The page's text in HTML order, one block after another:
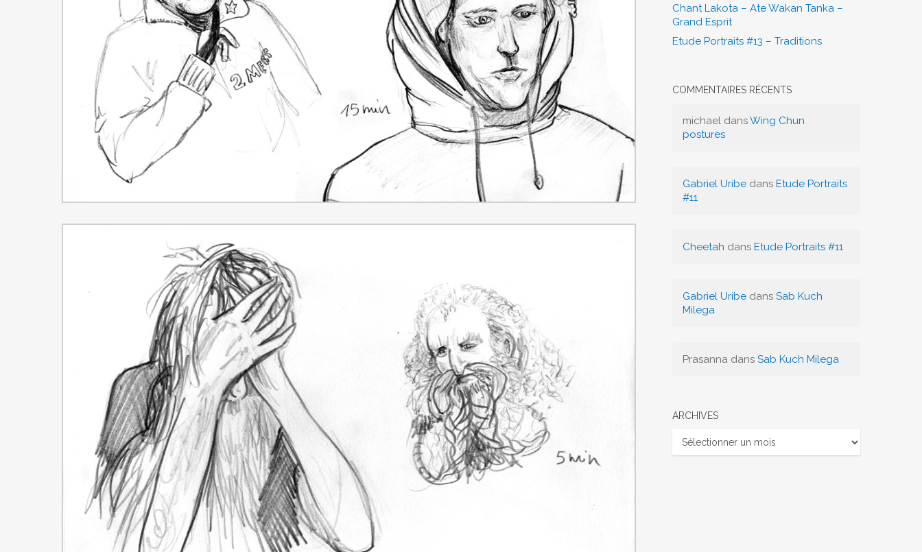
Chant Lakota – Ate Wakan Tanka –
Grand Esprit
Etude Portraits #13 – Traditions
COMMENTAIRES RÉCENTS
michael dansWing Chun
postures
Gabriel Uribe dansEtude Portraits
#11
Cheetah dansEtude Portraits #11
Gabriel Uribe dansSab Kuch
Milega
Prasanna dansSab Kuch Milega
ARCHIVES
Archives